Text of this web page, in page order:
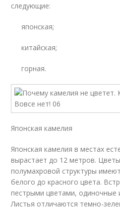
следующие:
японская;
китайская;
горная.
Японская камелия
Японская камелия в местах
вырастает до 12 метров.
полумахровой структуры
белого до красного цвета.
пестрыми цветами, одиночные
Листья отличаются темно-